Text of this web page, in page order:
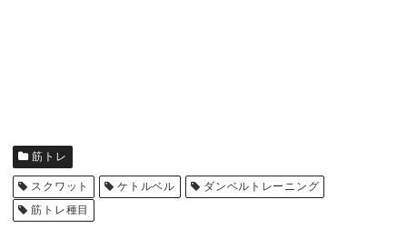
筋トレ
スクワット ケトルベル
ダンベルトレーニング
筋トレ種目